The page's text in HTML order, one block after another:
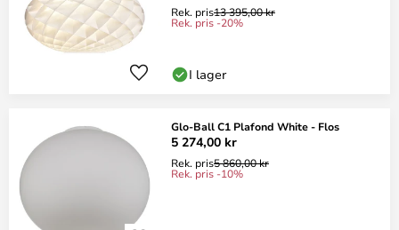
Rek. pris13 395,00 kr
Rek. pris -20%
I lager
Glo-Ball C1 Plafond White - Flos
5 274,00 kr
Rek. pris5 860,00 kr
Rek. pris -10%